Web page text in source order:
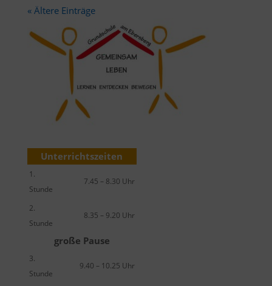
« Ältere Einträge
Unterrichtszeiten
1.
Stunde
7.45 – 8.30 Uhr
2.
Stunde
8.35 – 9.20 Uhr
große Pause
3.
Stunde
9.40 – 10.25 Uhr